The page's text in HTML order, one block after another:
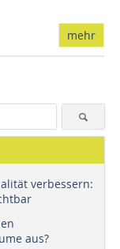
mehr
verbessern:
aus?